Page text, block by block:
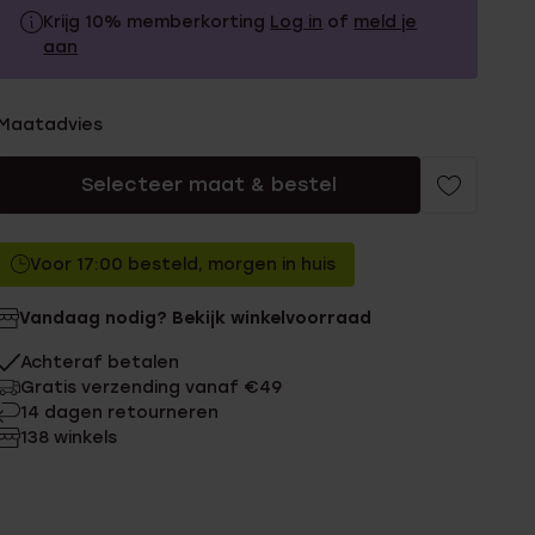
Krijg 10% memberkorting Log in of meld je
aan
Zonder memberkorting
Selecteer maat & bestel
Voor 17:00 besteld, morgen in huis
Vandaag nodig? Bekijk winkelvoorraad
Achteraf betalen
Gratis verzending vanaf €49
14 dagen retourneren
138 winkels